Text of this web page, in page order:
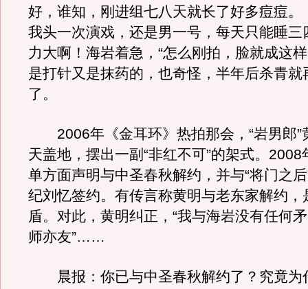
好，谁知，刚进组七八天就长了好多痘痘。
我头一次演戏，还是男一号，每天只能睡三
力大啊！海岩着急，“怎么刚拍，脸就成这
是打针又是抹药的，也奇怪，半年后杀青就
了。
2006年《金耳环》热拍那会，“岩男郎”
天盖地，摆出一副“非红不可”的架式。2008
单方面声明与中圣春秋解约，并与“将门之
纪刘忆签约。有传言称黄明与老东家解约，
盾。对此，黄明纠正，“我与海岩没有任何
师亦友”……
晨报：你已与中圣春秋解约了？究竟为